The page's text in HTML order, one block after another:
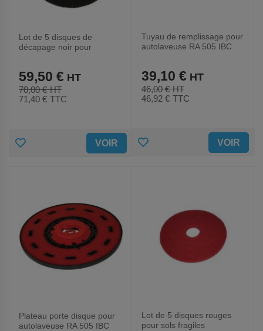
Lot de 5 disques de
décapage noir pour
70,00 €
59,50 €
71,40 € TTC
AJOUTER VOIR
Tuyau de remplissage pour
autolaveuse RA 505 IBC
46,00 €
39,10 €
46,92 € TTC
AJOUTER VOIR
Plateau porte disque pour
autolaveuse RA 505 IBC
Lot de 5 disques rouges
pour sols fragiles